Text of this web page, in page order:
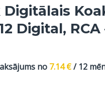
Digital, RCA
no 7.14€/ 12